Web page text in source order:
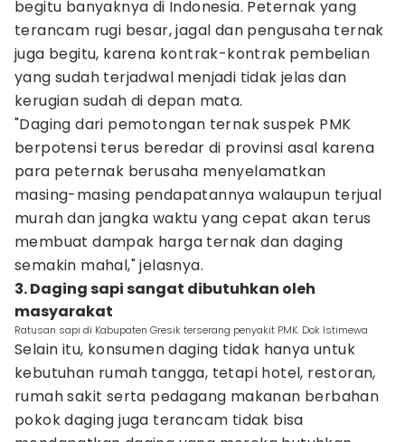
begitu banyaknya di Indonesia. Peternak yang
terancam rugi besar, jagal dan pengusaha ternak
juga begitu, karena kontrak-kontrak pembelian
yang sudah terjadwal menjadi tidak jelas dan
kerugian sudah di depan mata.
"Daging dari pemotongan ternak suspek PMK
berpotensi terus beredar di provinsi asal karena
para peternak berusaha menyelamatkan
masing-masing pendapatannya walaupun terjual
murah dan jangka waktu yang cepat akan terus
membuat dampak harga ternak dan daging
semakin mahal," jelasnya.
3. Daging sapi sangat dibutuhkan oleh
masyarakat
Ratusan sapi di Kabupaten Gresik terserang penyakit PMK. Dok Istimewa
Selain itu, konsumen daging tidak hanya untuk
kebutuhan rumah tangga, tetapi hotel, restoran,
rumah sakit serta pedagang makanan berbahan
pokok daging juga terancam tidak bisa